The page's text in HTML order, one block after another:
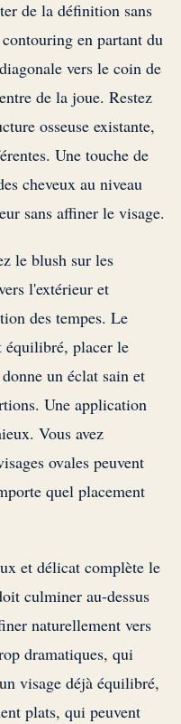
de la définition sans
en partant du
vers le coin de
de la joue. Restez
osseuse existante,
Une touche de
cheveux au niveau
sans affiner le visage.
le blush sur les
l'extérieur et
des tempes. Le
équilibré, placer le
un éclat sain et
Une application
Vous avez
ovales peuvent
quel placement
et délicat complète le
culminer au-dessus
naturellement vers
dramatiques, qui
visage déjà équilibré,
plats, qui peuvent